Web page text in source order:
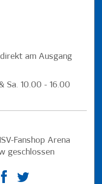
am Ausgang
Sa. 10.00 - 16.00
Fanshop Arena
geschlossen